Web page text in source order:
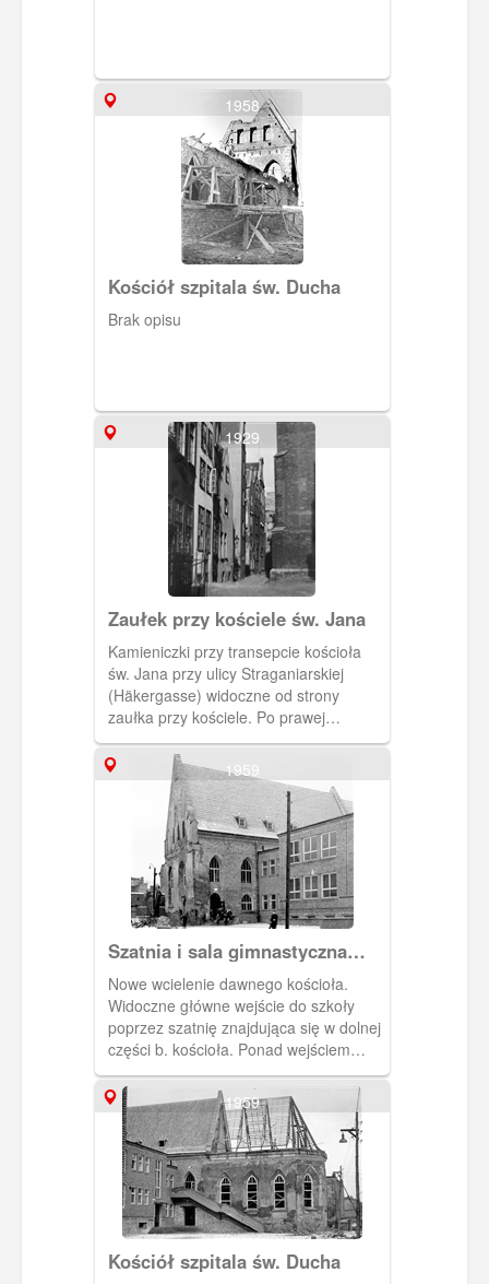
1958
Kościół szpitala św. Ducha
Brak opisu
1929
Zaułek przy kościele św. Jana
Kamieniczki przy transepcie kościoła
św. Jana przy ulicy Straganiarskiej
(Häkergasse) widoczne od strony
zaułka przy kościele. Po prawej
fragment transeptu. (Fot. F. Műller, ok.
1929) [IDX:1716,1291]
1959
Szatnia i sala gimnastyczna
przy SP nr 50
Nowe wcielenie dawnego kościoła.
Widoczne główne wejście do szkoły
poprzez szatnię znajdująca się w dolnej
części b. kościoła. Ponad wejściem
widoczne większe okna doświetlające,
znajdującą się tamże salę
gimnastyczną. Z prawej strony budynek
szkolny zbudowany całkowicie od nowa,
położony wzdłuż ul. Grobla IV.
1959
Kościół szpitala św. Ducha